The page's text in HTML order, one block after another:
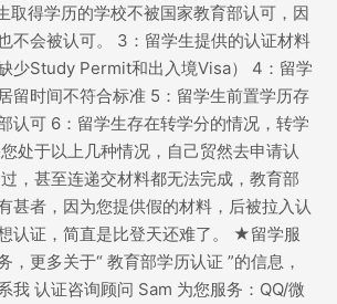
取得学历的学校不被国家教育部认可，因
不会被认可。 3：留学生提供的认证材料
少Study Permit和出入境Visa） 4：留学
留时间不符合标准 5：留学生前置学历存
认可 6：留学生存在转学分的情况，转学
处于以上几种情况，自己贸然去申请认
，甚至连递交材料都无法完成，教育部
甚者，因为您提供假的材料，后被拉入认
认证，简直是比登天还难了。 ★留学服
，更多关于“ 教育部学历认证 ”的信息，
我 认证咨询顾问 Sam 为您服务：QQ/微